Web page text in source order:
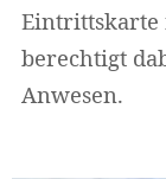
Eintrittskarte
berechtigt
Anwesen.